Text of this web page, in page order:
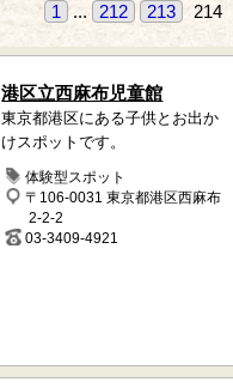
1 ... 212 213 214
港区立西麻布児童館
東京都港区にある子供とお出か
けスポットです。
体験型スポット
〒106-0031 東京都港区西麻布
2-2-2
03-3409-4921